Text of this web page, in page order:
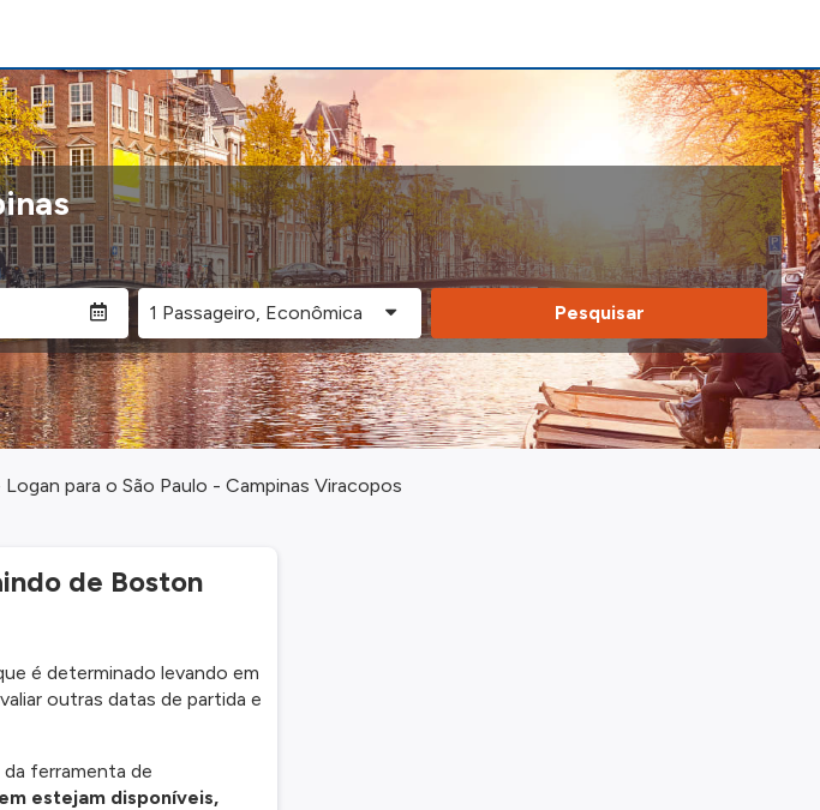
Pesquisar
para o São Paulo - Campinas Viracopos
de Boston
é determinado levando em
outras datas de partida e
ferramenta de
estejam disponíveis,